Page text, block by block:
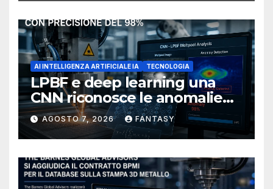
AI INTELLIGENZA ARTIFICIALE IA TECNOLOGIA
LPBF e deep learning una
CNN riconosce le anomalie
del bagno di fusione
AGOSTO 7, 2026 FANTASY